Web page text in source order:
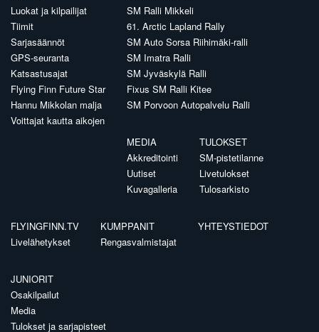
Luokat ja kilpailijat
Tiimit
Sarjasäännöt
GPS-seuranta
Katsastusajat
Flying Finn Future Star
Hannu Mikkolan malja
Voittajat kautta aikojen
SM Ralli Mikkeli
61. Arctic Lapland Rally
SM Auto Sorsa Riihimäki-ralli
SM Imatra Ralli
SM Jyväskylä Ralli
Fixus SM Ralli Kitee
SM Porvoon Autopalvelu Ralli
MEDIA
Akkreditointi
Uutiset
Kuvagalleria
TULOKSET
SM-pistetilanne
Livetulokset
Tulosarkisto
FLYINGFINN.TV
Livelähetykset
KUMPPANIT
Rengasvalmistajat
YHTEYSTIEDOT
JUNIORIT
Osakilpailut
Media
Tulokset ja sarjapisteet